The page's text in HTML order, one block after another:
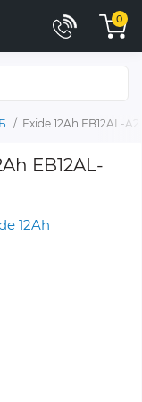
0
Exide 12Ah EB12AL-A2
EB12AL-